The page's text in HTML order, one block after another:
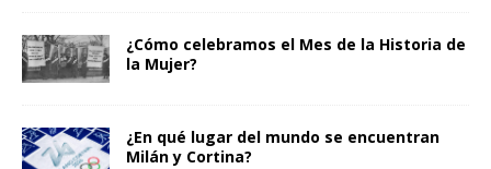
¿Cómo celebramos el Mes de la Historia de
la Mujer?
¿En qué lugar del mundo se encuentran
Milán y Cortina?